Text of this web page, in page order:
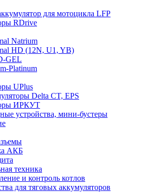
для мотоцикла LFP
RDrive
Natrium
HD (12N, U1, YB)
GEL
Platinum
UPlus
Delta CT, EPS
ИРКУТ
устройства, мини-бустеры
АКБ
техника
и контроль котлов
для тяговых аккумуляторов